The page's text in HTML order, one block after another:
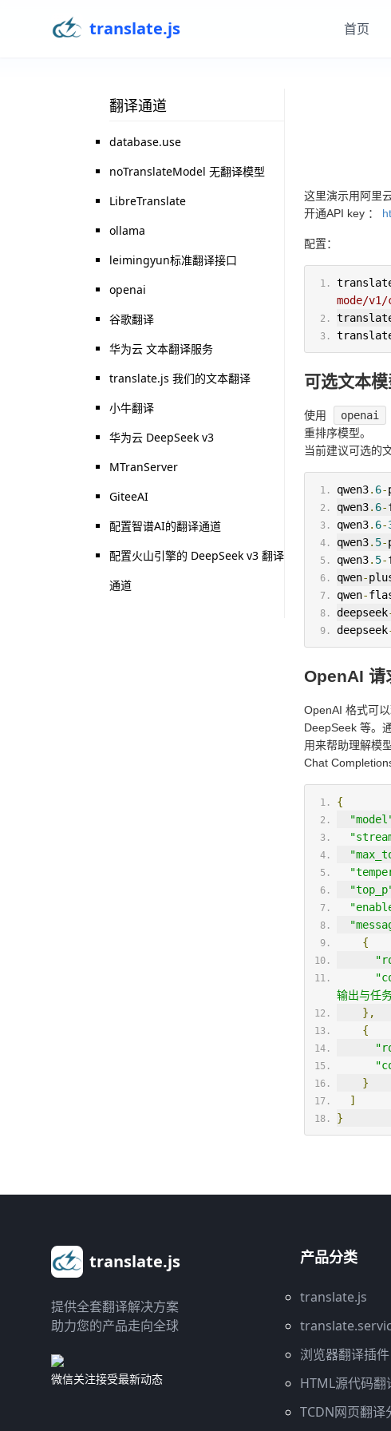
translate.js 首页
翻译通道
database.use
noTranslateModel 无翻译模型
LibreTranslate
ollama
leimingyun标准翻译接口
openai
谷歌翻译
华为云 文本翻译服务
translate.js 我们的文本翻译
小牛翻译
华为云 DeepSeek v3
MTranServer
GiteeAI
配置智谱AI的翻译通道
配置火山引擎的 DeepSeek v3 翻译
通道
这里演示用阿里
开通API key ：
配置：
mode/
可选文本模
使用 openai
重排序模型。
当前建议可选的
qwen3. 6-
qwen3. 6-
qwen3. 6-
qwen3. 5-
qwen3. 5-
qwen-
qwen-
deepseek
deepseek
OpenAI 请
OpenAI 格式可
DeepSeek 等。
用来帮助理解模
Chat
{
{
输出与任
},
{
}
]
}
translate.js
提供全套翻译解决方案
助力您的产品走向全球
微信关注接受最新动态
产品分类
translate.js
浏览器翻译插件
HTML源代码翻
TCDN网页翻译